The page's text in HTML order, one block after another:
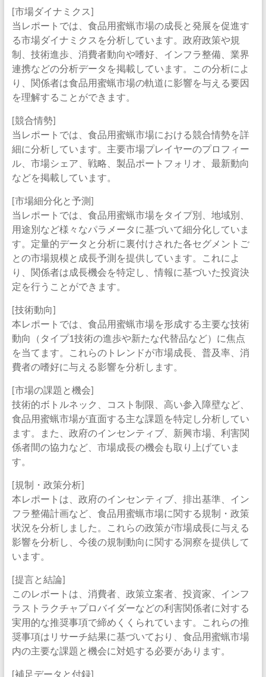
[市場ダイナミクス]
当レポートでは、食品用蜜蝋市場の成長と発展を促進す
る市場ダイナミクスを分析しています。政府政策や規
制、技術進歩、消費者動向や嗜好、インフラ整備、業界
連携などの分析データを掲載しています。この分析によ
り、関係者は食品用蜜蝋市場の軌道に影響を与える要因
を理解することができます。
[競合情勢]
当レポートでは、食品用蜜蝋市場における競合情勢を詳
細に分析しています。主要市場プレイヤーのプロフィー
ル、市場シェア、戦略、製品ポートフォリオ、最新動向
などを掲載しています。
[市場細分化と予測]
当レポートでは、食品用蜜蝋市場をタイプ別、地域別、
用途別など様々なパラメータに基づいて細分化していま
す。定量的データと分析に裏付けされた各セグメントご
との市場規模と成長予測を提供しています。これによ
り、関係者は成長機会を特定し、情報に基づいた投資決
定を行うことができます。
[技術動向]
本レポートでは、食品用蜜蝋市場を形成する主要な技術
動向（タイプ1技術の進歩や新たな代替品など）に焦点
を当てます。これらのトレンドが市場成長、普及率、消
費者の嗜好に与える影響を分析します。
[市場の課題と機会]
技術的ボトルネック、コスト制限、高い参入障壁など、
食品用蜜蝋市場が直面する主な課題を特定し分析してい
ます。また、政府のインセンティブ、新興市場、利害関
係者間の協力など、市場成長の機会も取り上げていま
す。
[規制・政策分析]
本レポートは、政府のインセンティブ、排出基準、イン
フラ整備計画など、食品用蜜蝋市場に関する規制・政策
状況を分析しました。これらの政策が市場成長に与える
影響を分析し、今後の規制動向に関する洞察を提供して
います。
[提言と結論]
このレポートは、消費者、政策立案者、投資家、インフ
ラストラクチャプロバイダーなどの利害関係者に対する
実用的な推奨事項で締めくくられています。これらの推
奨事項はリサーチ結果に基づいており、食品用蜜蝋市場
内の主要な課題と機会に対処する必要があります。
[補足データと付録]